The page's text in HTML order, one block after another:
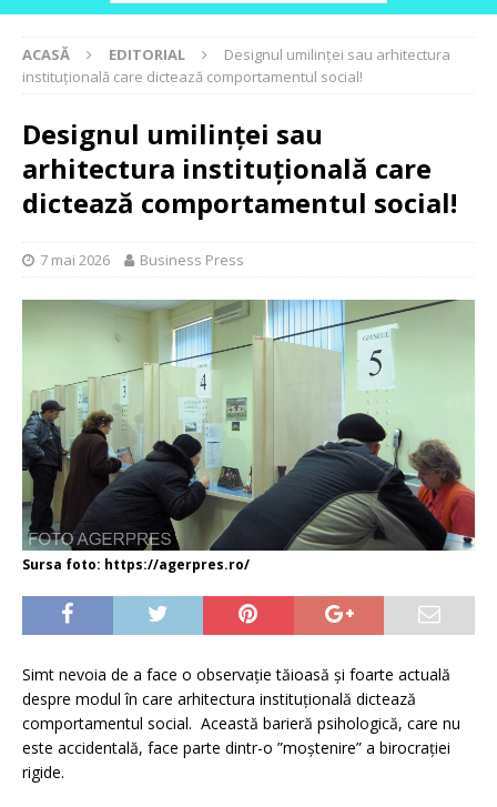
ACASĂ EDITORIAL
Designul umilinței sau arhitectura
instituțională care dictează comportamentul social!
Designul umilinței sau
arhitectura instituțională care
dictează comportamentul social!
7 mai 2026 Business Press
Sursa foto: https://agerpres.ro/
Simt nevoia de a face o observație tăioasă și foarte actuală
despre modul în care arhitectura instituțională dictează
comportamentul social. Această barieră psihologică, care nu
este accidentală, face parte dintr-o ”moștenire” a birocrației
rigide.